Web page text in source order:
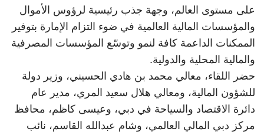
على مستوى العالم، وجهة جذب رئيسية لرؤوس الأموال
والمؤسسات المالية العالمية في ضوء التزام الإمارة بتوفير
الممكنات الداعمة كافة لنمو وتوسّع المؤسسات المصرفية
والمالية المحلية والدولية.
حضر اللقاء، معالي محمد بن هادي الحسيني، وزير دولة
للشؤون المالية، ومعالي هلال سعيد المري، مدير عام
دائرة الاقتصاد والسياحة في دبي، وعيسى كاظم، محافظ
مركز دبي المالي العالمي، وشام عبدالله القاسم، نائب